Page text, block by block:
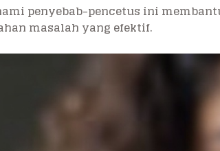
penyebab-pencetus ini
masalah yang efektif.